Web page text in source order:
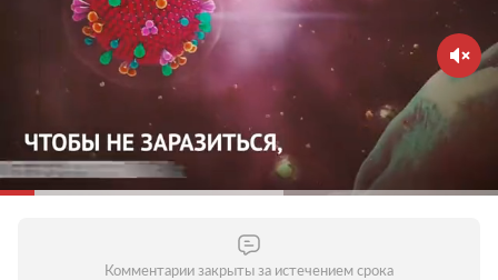
Зачем это нужно?Вирус распространяется в
общественных местах — старайтесь их избегать.
Домашний режим особенно важно соблюдать
людям старше 65 лет и тем, кто страдает
хроническими заболеваниями. Молодым стоит
воздержаться от личного общения с родителями,
бабушками и дедушками и пожилыми людьми
вообще. Старайтесь поддерживать контакты по
уберечь пожилых людей от опасности заражения.
Комментарии закрыты за истечением срока